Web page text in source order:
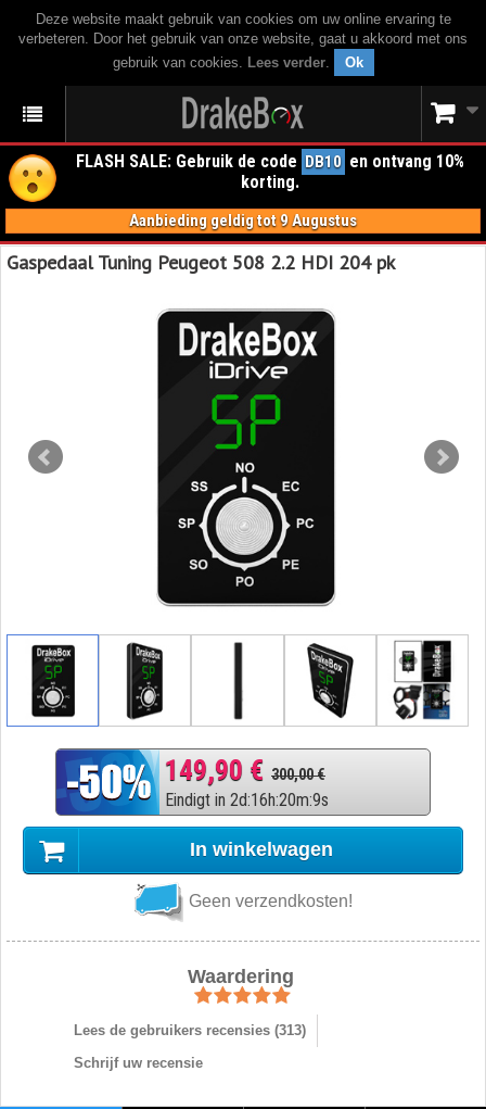
Deze website maakt gebruik van cookies om uw online ervaring te
verbeteren. Door het gebruik van onze website, gaat u akkoord met ons
gebruik van cookies. Lees verder. Ok
FLASH SALE: Gebruik de code DB10 en ontvang 10%
korting.
Aanbieding geldig tot 9 Augustus
Gaspedaal Tuning Peugeot 508 2.2 HDI 204 pk
149,90 € 300,00 €
Eindigt in 2d:16h:20m:8s
In winkelwagen
Geen verzendkosten!
Waardering
Lees de gebruikers recensies (313)
Schrijf uw recensie